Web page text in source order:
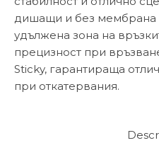
дишащи и без мембрана
удължена зона на
прецизност при
Sticky, гарантираща
при откатервания.